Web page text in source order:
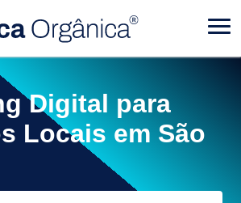
Digital para
Locais em São